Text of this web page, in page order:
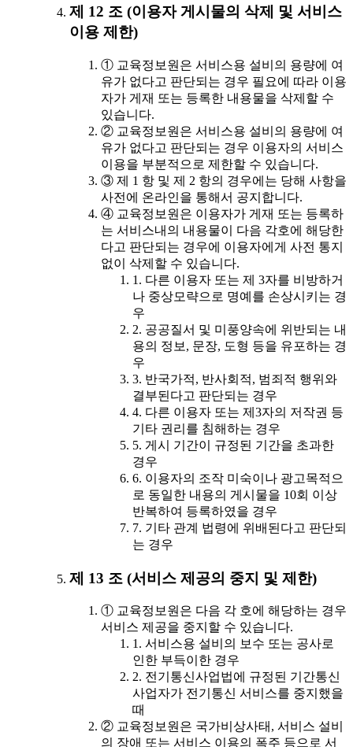
제 12 조 (이용자 게시물의 삭제 및 서비스
이용 제한)
① 교육정보원은 서비스용 설비의 용량에 여
유가 없다고 판단되는 경우 필요에 따라 이용
자가 게재 또는 등록한 내용물을 삭제할 수
있습니다.
② 교육정보원은 서비스용 설비의 용량에 여
유가 없다고 판단되는 경우 이용자의 서비스
이용을 부분적으로 제한할 수 있습니다.
③ 제 1 항 및 제 2 항의 경우에는 당해 사항을
사전에 온라인을 통해서 공지합니다.
④ 교육정보원은 이용자가 게재 또는 등록하
는 서비스내의 내용물이 다음 각호에 해당한
다고 판단되는 경우에 이용자에게 사전 통지
없이 삭제할 수 있습니다.
1. 다른 이용자 또는 제 3자를 비방하거
나 중상모략으로 명예를 손상시키는 경
우
2. 공공질서 및 미풍양속에 위반되는 내
용의 정보, 문장, 도형 등을 유포하는 경
우
3. 반국가적, 반사회적, 범죄적 행위와
결부된다고 판단되는 경우
4. 다른 이용자 또는 제3자의 저작권 등
기타 권리를 침해하는 경우
5. 게시 기간이 규정된 기간을 초과한
경우
6. 이용자의 조작 미숙이나 광고목적으
로 동일한 내용의 게시물을 10회 이상
반복하여 등록하였을 경우
7. 기타 관계 법령에 위배된다고 판단되
는 경우
제 13 조 (서비스 제공의 중지 및 제한)
① 교육정보원은 다음 각 호에 해당하는 경우
서비스 제공을 중지할 수 있습니다.
1. 서비스용 설비의 보수 또는 공사로
인한 부득이한 경우
2. 전기통신사업법에 규정된 기간통신
사업자가 전기통신 서비스를 중지했을
때
② 교육정보원은 국가비상사태, 서비스 설비
의 장애 또는 서비스 이용의 폭주 등으로 서